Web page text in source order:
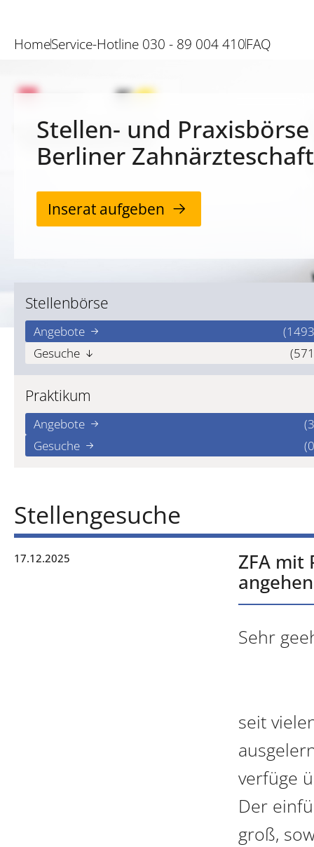
HomeService-Hotline 030 - 89 004 410FAQ
Stellen- und
Berliner Zahnärzteschaft
Inserat aufgeben
Stellenbörse
Angebote
Gesuche
Praktikum
Angebote
Gesuche
Stellengesuche
17.12.2025
ZFA mit
Sehr
seit
verfüge
Der
groß,